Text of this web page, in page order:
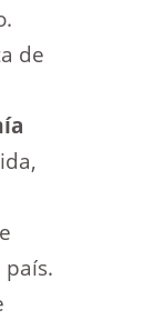
de